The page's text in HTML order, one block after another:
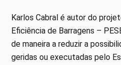
Karlos Cabral é autor do
Eficiência de Barragens –
de maneira a reduzir a
geridas ou executadas pelo